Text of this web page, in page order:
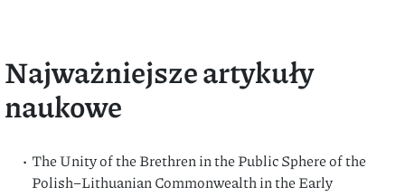
Najważniejsze artykuły
naukowe
The Unity of the Brethren in the Public Sphere of the
Polish–Lithuanian Commonwealth in the Early